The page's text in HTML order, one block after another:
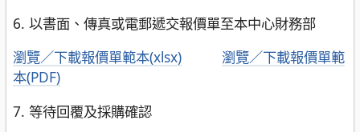
6. 以書面、傳真或電郵遞交報價單至本中心財務部
瀏覽／下載報價單範本(xlsx)
瀏覽／下載報價單範
本(PDF)
7. 等待回覆及採購確認